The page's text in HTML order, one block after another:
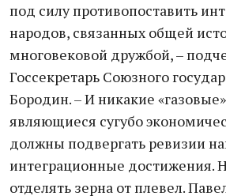
под силу противопоставить
народов, связанных общей
многовековой дружбой, –
Госсекретарь Союзного
Бородин. – И никакие
являющиеся сугубо
должны подвергать ревизии
интеграционные достижения.
отделять зерна от плевел.